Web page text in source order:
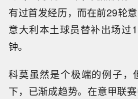
有过首发经历，而在前29轮
意大利本土球员替补出场过
钟。
科莫虽然是个极端的例子，
下，已渐成趋势。在意甲联